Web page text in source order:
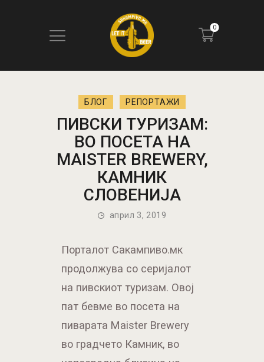
0
ПОЧЕТНА
БЛОГ
КОНТАКТ
ПИВОТЕКА
РЕЦЕНЗИИ
БЛОГ РЕПОРТАЖИ
ПИВСКИ ТУРИЗАМ:
ВО ПОСЕТА НА
MAISTER BREWERY,
КАМНИК
СЛОВЕНИЈА
април 3, 2019
Порталот Сакампиво.мк
продолжува со серијалот
на пивскиот туризам. Овој
пат бевме во посета на
пиварата Maister Brewery
во градчето Камник, во